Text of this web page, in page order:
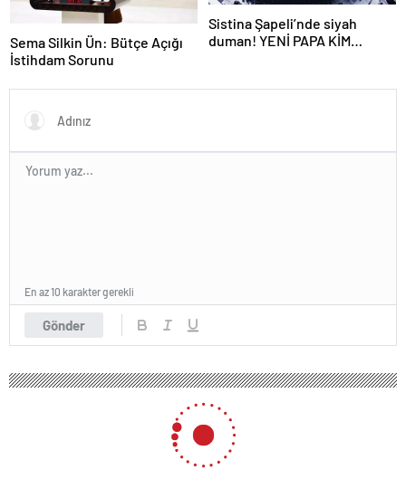
Sema Silkin Ün: Bütçe Açığı
İstihdam Sorunu
Sistina Şapeli’nde siyah
duman! YENİ PAPA KİM
Gönder
En az 10 karakter gerekli